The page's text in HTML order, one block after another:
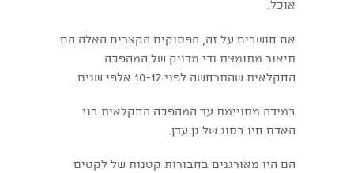
אוכל.
אם חושבים על זה, הפסוקים הקצרים האלה הם
תיאור מתומצת ודי מדויק של המהפכה
החקלאית שהתרחשה לפני 10-12 אלפי שנים.
במידה מסויימת עד המהפכה החקלאית בני
האדם חיו בסוג של גן עדן.
הם היו מאורגנים בחבורות קטנות של לקטים